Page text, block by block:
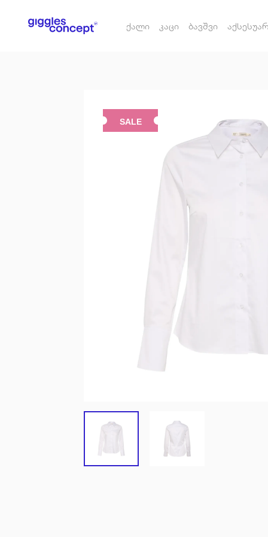
ქალი კაცი ბავშვი
SALE